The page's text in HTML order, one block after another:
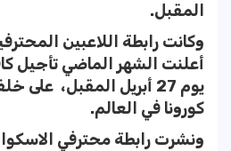
المقبل.
وكانت رابطة اللاعبين
أعلنت الشهر الماضي تأجيل
يوم 27 أبريل المقبل،
كورونا في العالم.
ونشرت رابطة محترفي